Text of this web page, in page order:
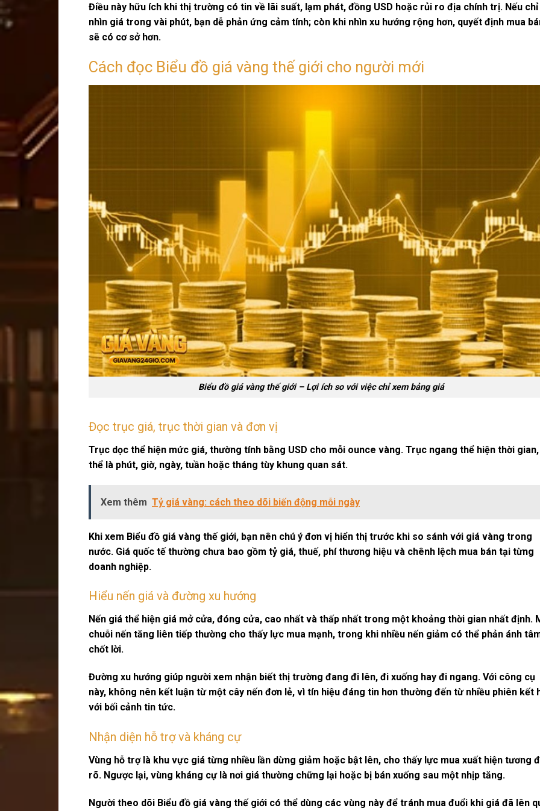
Điều này hữu ích khi thị trường có tin về lãi suất, lạm phát, đồng USD hoặc rủi ro địa chính trị. Nếu chỉ
nhìn giá trong vài phút, bạn dễ phản ứng cảm tính; còn khi nhìn xu hướng rộng hơn, quyết định mua
sẽ có cơ sở hơn.
Cách đọc Biểu đồ giá vàng thế giới cho người mới
Biểu đồ giá vàng thế giới – Lợi ích so với việc chỉ xem bảng giá
Đọc trục giá, trục thời gian và đơn vị
Trục dọc thể hiện mức giá, thường tính bằng USD cho mỗi ounce vàng. Trục ngang thể hiện thời
thể là phút, giờ, ngày, tuần hoặc tháng tùy khung quan sát.
Xem thêm Tỷ giá vàng: cách theo dõi biến động mỗi ngày
Khi xem Biểu đồ giá vàng thế giới, bạn nên chú ý đơn vị hiển thị trước khi so sánh với giá vàng trong
nước. Giá quốc tế thường chưa bao gồm tỷ giá, thuế, phí thương hiệu và chênh lệch mua bán tại từng
doanh nghiệp.
Hiểu nến giá và đường xu hướng
Nến giá thể hiện giá mở cửa, đóng cửa, cao nhất và thấp nhất trong một khoảng thời gian nhất định.
chuỗi nến tăng liên tiếp thường cho thấy lực mua mạnh, trong khi nhiều nến giảm có thể phản ánh
chốt lời.
Đường xu hướng giúp người xem nhận biết thị trường đang đi lên, đi xuống hay đi ngang. Với công cụ
này, không nên kết luận từ một cây nến đơn lẻ, vì tín hiệu đáng tin hơn thường đến từ nhiều phiên kết
với bối cảnh tin tức.
Nhận diện hỗ trợ và kháng cự
Vùng hỗ trợlà khu vực giá từng nhiều lần dừng giảm hoặc bật lên, cho thấy lực mua xuất hiện tương
rõ. Ngược lại, vùng kháng cựlà nơi giá thường chững lại hoặc bị bán xuống sau một nhịp tăng.
Người theo dõi Biểu đồ giá vàng thế giới có thể dùng các vùng này để tránh mua đuổi khi giá đã lên